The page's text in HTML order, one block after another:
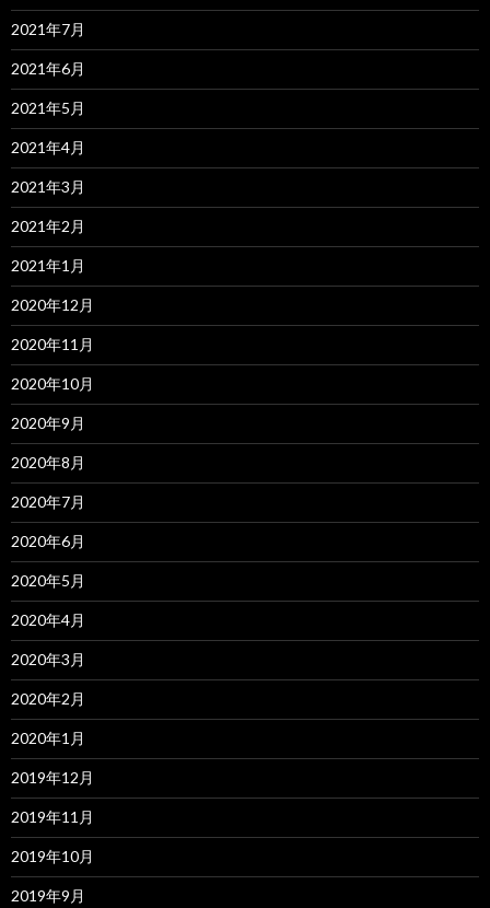
2021年7月
2021年6月
2021年5月
2021年4月
2021年3月
2021年2月
2021年1月
2020年12月
2020年11月
2020年10月
2020年9月
2020年8月
2020年7月
2020年6月
2020年5月
2020年4月
2020年3月
2020年2月
2020年1月
2019年12月
2019年11月
2019年10月
2019年9月